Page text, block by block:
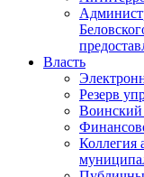
Власть
Резерв
Воинский
Коллегия